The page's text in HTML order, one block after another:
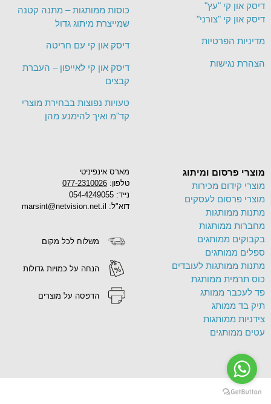
מארס אינפיניטי
טלפון: 077-2310026
נייד: 054-4249055
דוא"ל: marsint@netvision.net.il
משלוח לכל מקום
הנחה על כמויות גדולות
הדפסה על מוצרים
מוצרי פרסום ומיתוג
מוצרי קידום מכירות
מוצרי פרסום לעסקים
מתנות ממותגות
מחברות ממותגות
בקבוקים ממותגים
ספלים ממותגים
מתנות ממותגות לעובדים
כוס תרמית ממותגת
פד לעכבר ממותג
תיק בד ממותג
צידניות ממותגות
עטים ממותגים
כוסות ממותגות – מתנה קטנה
שמייצרת מיתוג גדול
דיסק און קי עם חריטה
דיסק און קי לאייפון – העברת
קבצים
טעויות נפוצות בבחירת מוצרי
קד"מ ואיך להימנע מהן
דיסק און קי "עץ"
דיסק און קי "צורני"
מדיניות הפרטיות
הצהרת נגישות